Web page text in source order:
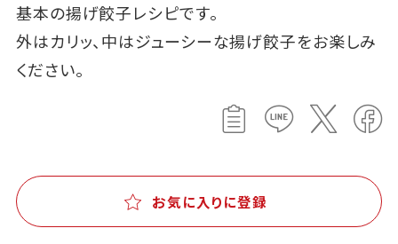
基本の揚げ餃子レシピです。
外はカリッ、中はジューシーな揚げ餃子をお楽しみ
ください。
お気に入りに登録